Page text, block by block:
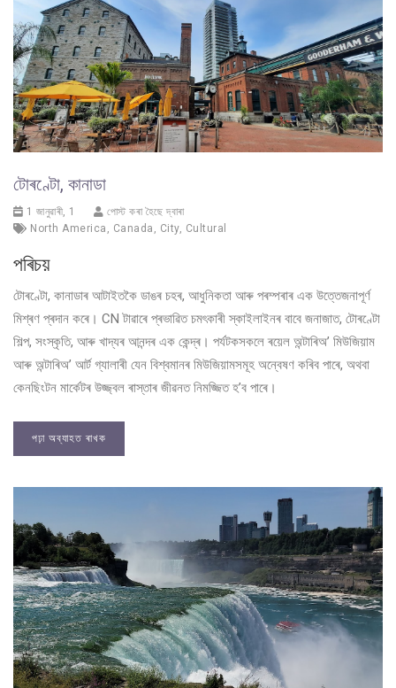
টোৰণ্টো, কানাডা
1 জানুৱাৰী, 1
পোস্ট কৰা হৈছে দ্বাৰা
North America
Canada City, Cultural
পৰিচয়
টোৰণ্টো, কানাডাৰ আটাইতকৈ ডাঙৰ চহৰ, আধুনিকতা আৰু পৰম্পৰাৰ এক উত্তেজনাপূৰ্ণ
মিশ্ৰণ প্ৰদান কৰে। CN টাৱাৰে প্ৰভাৱিত চমৎকাৰী স্কাইলাইনৰ বাবে জনাজাত, টোৰণ্টো
শিল্প, সংস্কৃতি, আৰু খাদ্যৰ আনন্দৰ এক কেন্দ্ৰ। পৰ্যটকসকলে ৰয়েল অন্টাৰিঅ’ মিউজিয়াম
আৰু অন্টাৰিঅ’ আৰ্ট গ্যালাৰী যেন বিশ্বমানৰ মিউজিয়ামসমূহ অন্বেষণ কৰিব পাৰে, অথবা
কেনছিংটন মাৰ্কেটৰ উজ্জ্বল ৰাস্তাৰ জীৱনত নিমজ্জিত হ’ব পাৰে।
পঢ়া অব্যাহত ৰাখক